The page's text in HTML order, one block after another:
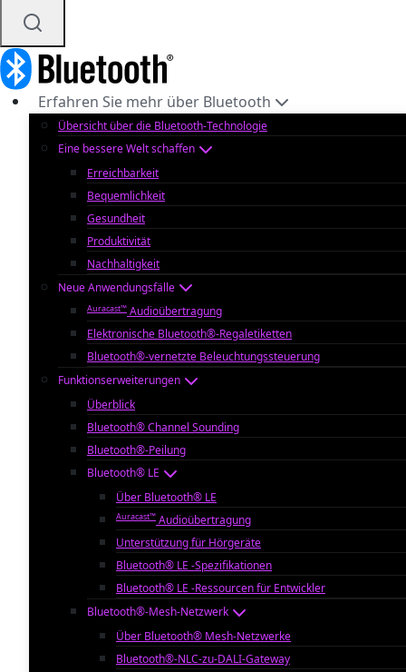
Erfahren Sie mehr über Bluetooth
Übersicht über die Bluetooth-Technologie
Eine bessere Welt schaffen
Erreichbarkeit
Bequemlichkeit
Gesundheit
Produktivität
Nachhaltigkeit
Neue Anwendungsfälle
Auracast™ Audioübertragung
Elektronische Bluetooth®-Regaletiketten
Bluetooth®-vernetzte Beleuchtungssteuerung
Funktionserweiterungen
Überblick
Bluetooth® Channel Sounding
Bluetooth®-Peilung
Bluetooth® LE
Über Bluetooth® LE
Auracast™ Audioübertragung
Unterstützung für Hörgeräte
Bluetooth® LE -Spezifikationen
Bluetooth® LE -Ressourcen für Entwickler
Bluetooth®-Mesh-Netzwerk
Über Bluetooth® Mesh-Netzwerke
Bluetooth®-NLC-zu-DALI-Gateway